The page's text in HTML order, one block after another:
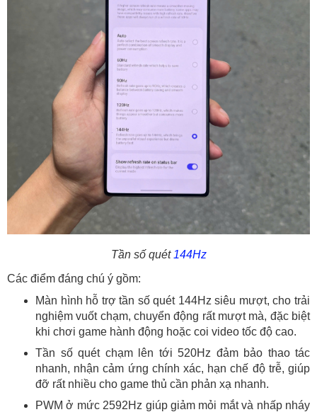
Tần số quét 144Hz
Các điểm đáng chú ý gồm:
Màn hình hỗ trợ tần số quét 144Hz siêu mượt, cho trải
nghiệm vuốt chạm, chuyển động rất mượt mà, đặc biệt
khi chơi game hành động hoặc coi video tốc độ cao.
Tần số quét chạm lên tới 520Hz đảm bảo thao tác
nhanh, nhận cảm ứng chính xác, hạn chế độ trễ, giúp
đỡ rất nhiều cho game thủ cần phản xạ nhanh.
PWM ở mức 2592Hz giúp giảm mỏi mắt và nhấp nháy